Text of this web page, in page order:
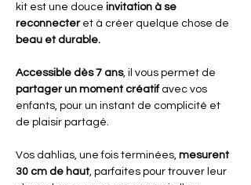
kit est une douce invitation à se
reconnecteret à créer quelque chose de
beau et durable.
Accessible dès 7 ans, il vous permet de
partager un moment créatif avec vos
enfants, pour un instant de complicité et
de plaisir partagé.
Vos dahlias, une fois terminées, mesurent
30 cm de haut, parfaites pour trouver leur